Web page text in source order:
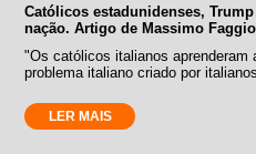
Católicos estadunidenses,
nação. Artigo de Massimo
"Os católicos italianos aprenderam
problema italiano criado por
LER MAIS